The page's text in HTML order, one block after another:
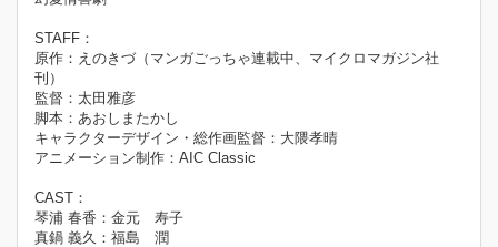
STAFF：
原作：えのきづ（マンガごっちゃ連載中、マイクロマガジン社
刊）
監督：太田雅彦
脚本：あおしまたかし
キャラクターデザイン・総作画監督：大隈孝晴
アニメーション制作：AIC Classic
CAST：
琴浦 春香：金元 寿子
真鍋 義久：福島 潤